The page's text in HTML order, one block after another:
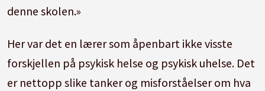
denne skolen.»
Her var det en lærer som åpenbart ikke visste
forskjellen på psykisk helse og psykisk uhelse. Det
er nettopp slike tanker og misforståelser om hva